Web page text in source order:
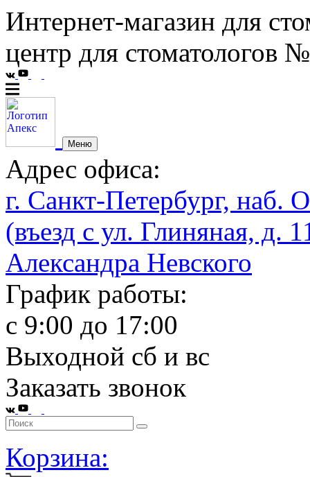
Интернет-магазин для
центр для стоматологов
Меню
Адрес офиса:
г. Санкт-Петербург, наб.
(въезд с ул. Глиняная, д.
Александра Невского
График работы:
с 9:00 до 17:00
Выходной сб и вс
Заказать звонок
Корзина: